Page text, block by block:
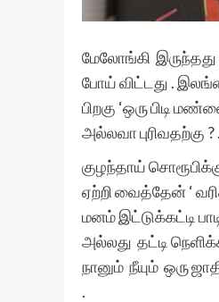
மேலோங்கி இருந்தது
போய் விட்டது .
பிறகு ‘ஒரு பிடி
அல்லவா புரிவதற்கு
குழந்தாய்
ஏற்றி வைத்தேன் ‘
மனம் இட்டுக்கட்டி
அல்லது தட்டி
நானும் நீயும் ஒரு
.